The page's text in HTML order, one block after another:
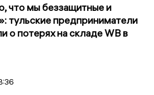
что мы беззащитные и
тульские предприниматели
о потерях на складе WB в